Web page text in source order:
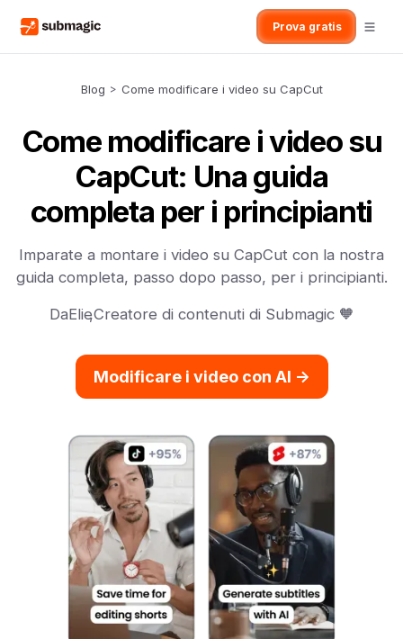
Prova gratis
Blog > Come modificare i video su CapCut
Come modificare i video su
CapCut: Una guida
completa per i principianti
Imparate a montare i video su CapCut con la nostra
guida completa, passo dopo passo, per i principianti.
DaElie,Creatore di contenuti di Submagic 🧡
Modificare i video con AI ->